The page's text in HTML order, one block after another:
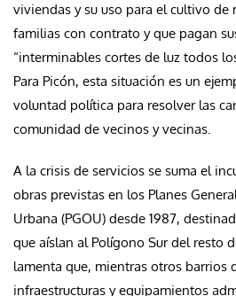
viviendas y su uso para el cultivo de
familias con contrato y que pagan
“interminables cortes de luz todos
Para Picón, esta situación es un
voluntad política para resolver las
comunidad de vecinos y vecinas.
A la crisis de servicios se suma el
obras previstas en los Planes
Urbana (PGOU) desde 1987,
que aíslan al Polígono Sur del resto
lamenta que, mientras otros barrios
infraestructuras y equipamientos